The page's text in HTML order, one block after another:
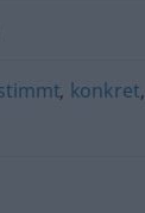
, konkret,